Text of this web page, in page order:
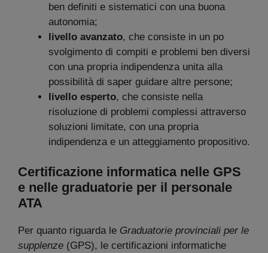
ben definiti e sistematici con una buona
autonomia;
livello avanzato, che consiste in un po
svolgimento di compiti e problemi ben diversi
con una propria indipendenza unita alla
possibilità di saper guidare altre persone;
livello esperto, che consiste nella
risoluzione di problemi complessi attraverso
soluzioni limitate, con una propria
indipendenza e un atteggiamento propositivo.
Certificazione informatica nelle GPS
e nelle graduatorie per il personale
ATA
Per quanto riguarda le Graduatorie provinciali per le
supplenze (GPS), le certificazioni informatiche